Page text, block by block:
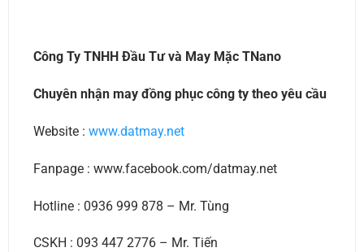
Công Ty TNHH Đầu Tư và May Mặc TNano
Chuyên nhận may đồng phục công ty theo yêu cầu
Website : www.datmay.net
Fanpage : www.facebook.com/datmay.net
Hotline : 0936 999 878 – Mr. Tùng
CSKH : 093 447 2776 – Mr. Tiến